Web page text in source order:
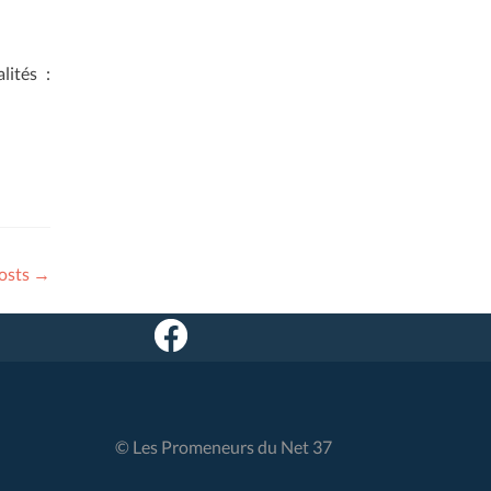
:
→
© Les Promeneurs du Net 37